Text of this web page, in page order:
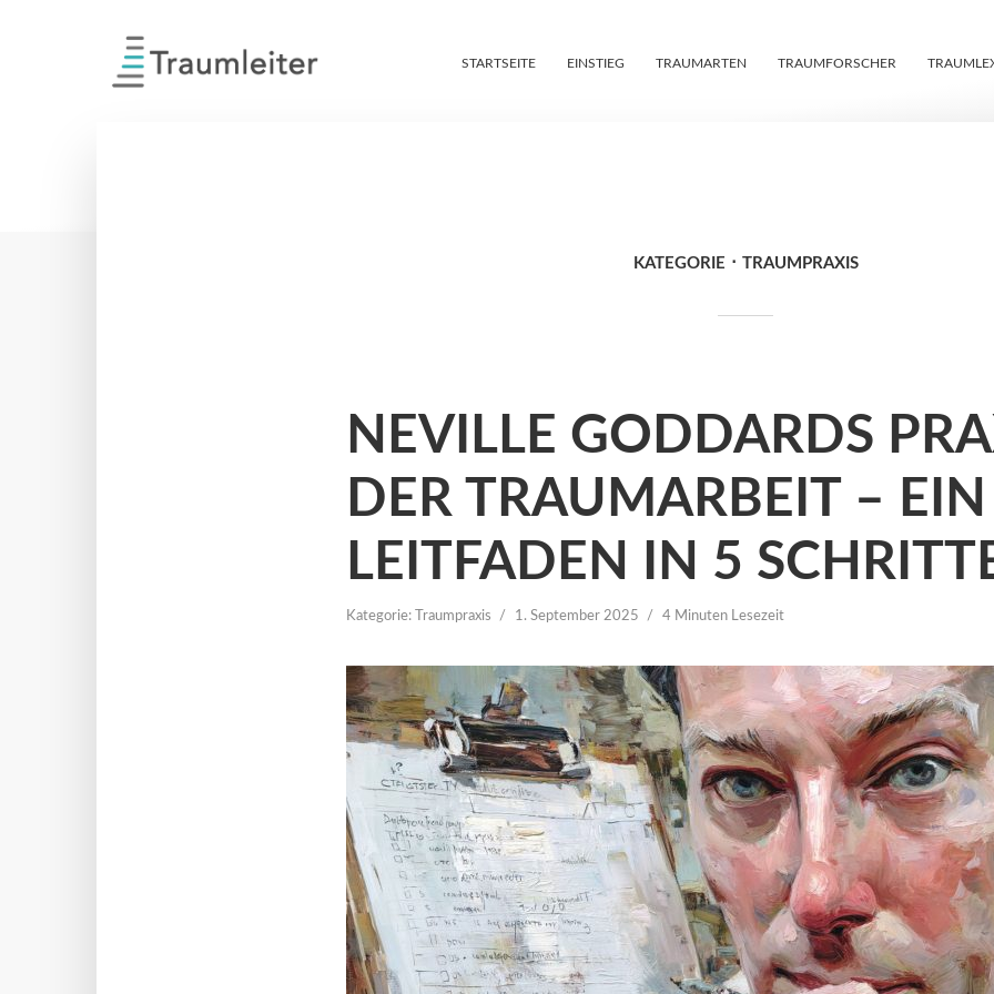
STARTSEITE EINSTIEG TRAUMARTEN TRAUMFORSCHER
KATEGORIE TRAUMPRAXIS
NEVILLE GODDARDS
DER TRAUMARBEIT – EIN
LEITFADEN IN 5
Kategorie: Traumpraxis 1. September 2025 4 Minuten Lesezeit